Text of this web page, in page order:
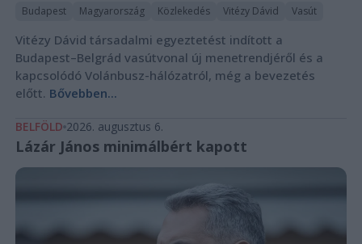
Budapest Magyarország Közlekedés Vitézy Dávid Vasút
Vitézy Dávid társadalmi egyeztetést indított a
Budapest–Belgrád vasútvonal új menetrendjéről és a
kapcsolódó Volánbusz-hálózatról, még a bevezetés
előtt. Bővebben...
BELFÖLD 2026. augusztus 6.
Lázár János minimálbért kapott